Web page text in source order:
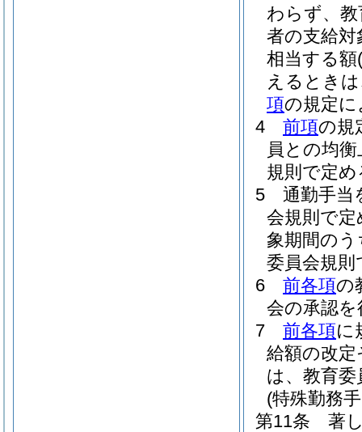
わらず、
者の支給
相当する額
えるとき
項の規定
4
前項の規
員との均
規則で定
5
通勤手当
会規則で
象期間の
委員会規
6
前各項の
会の承認
7
前各項に
給額の改
は、教育
(特殊勤務
第11条
著